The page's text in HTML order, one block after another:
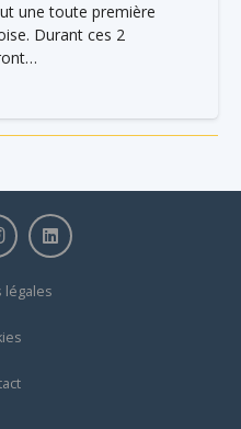
une toute première
Durant ces 2
légales